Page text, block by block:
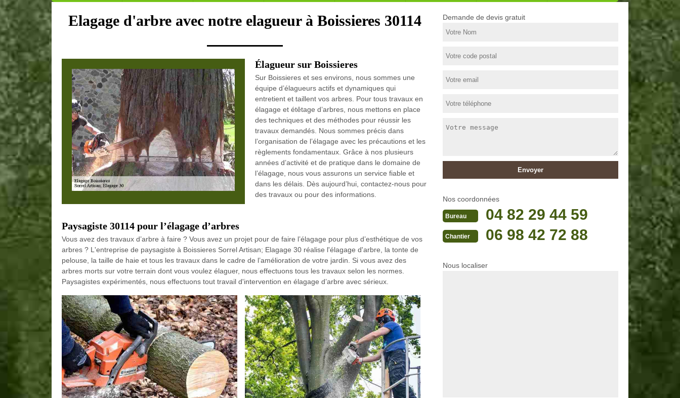
Elagage d'arbre avec notre elagueur à Boissieres 30114
Élagueur sur Boissieres
Sur Boissieres et ses environs, nous sommes une
équipe d’élagueurs actifs et dynamiques qui
entretient et taillent vos arbres. Pour tous travaux en
élagage et étêtage d’arbres, nous mettons en place
des techniques et des méthodes pour réussir les
travaux demandés. Nous sommes précis dans
l’organisation de l’élagage avec les précautions et les
règlements fondamentaux. Grâce à nos plusieurs
années d’activité et de pratique dans le domaine de
l’élagage, nous vous assurons un service fiable et
dans les délais. Dès aujourd’hui, contactez-nous pour
des travaux ou pour des informations.
Paysagiste 30114 pour l’élagage d’arbres
Vous avez des travaux d’arbre à faire ? Vous avez un projet pour de faire l’élagage pour plus d’esthétique de vos
arbres ? L'entreprise de paysagiste à Boissieres Sorrel Artisan; Elagage 30 réalise l'élagage d'arbre, la tonte de
pelouse, la taille de haie et tous les travaux dans le cadre de l’amélioration de votre jardin. Si vous avez des
arbres morts sur votre terrain dont vous voulez élaguer, nous effectuons tous les travaux selon les normes.
Paysagistes expérimentés, nous effectuons tout travail d'intervention en élagage d’arbre avec sérieux.
Demande de devis gratuit
Nos coordonnées
Bureau 04 82 29 44 59
Chantier 06 98 42 72 88
Nous localiser